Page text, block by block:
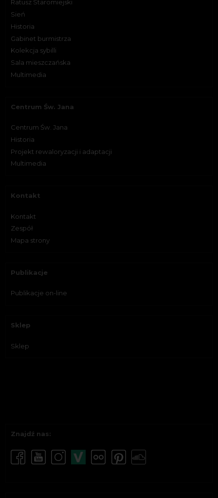
Ratusz Staromiejski
Sień
Historia
Gabinet burmistrza
Kolekcja sybilli
Sala mieszczańska
Multimedia
Centrum Św. Jana
Centrum Św. Jana
Historia
Projekt rewaloryzacji i adaptacji
Multimedia
Kontakt
Kontakt
Zespół
Mapa strony
Publikacje
Publikacje on-line
Sklep
Sklep
Znajdź nas: